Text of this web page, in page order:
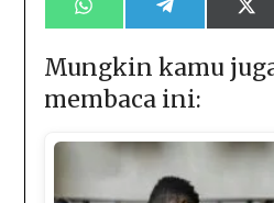
Share
on
Share
on
Share
on
Mungkin kamu
membaca ini: